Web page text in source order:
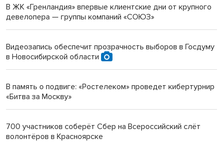
Инвалид получил условный срок за избиение врачей
Новосибирский преподаватель с женой вошли в топ-16
Обновлённое отделение ВТБ открылось в Искитиме
В ЖК «Гренландия» впервые клиентские дни от крупного
девелопера — группы компаний «СОЮЗ»
Видеозапись обеспечит прозрачность выборов в Госдуму
в Новосибирской области
В память о подвиге: «Ростелеком» проведет кибертурнир
«Битва за Москву»
700 участников соберёт Сбер на Всероссийский слёт
волонтёров в Красноярске